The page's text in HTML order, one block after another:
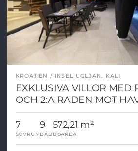
KROATIEN INSEL UGLJAN, KALI
EXKLUSIVA VILLOR MED
OCH 2:A RADEN MOT
7
SOVRUM
9
BAD
572,21 m²
BOAREA